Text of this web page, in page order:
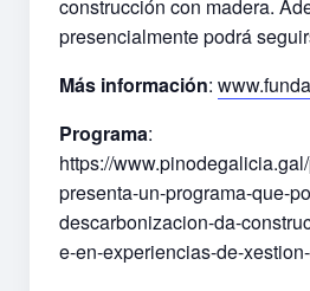
construcción con madera.
presencialmente podrá
Más información:
Programa:
https://
presenta-un-programa-que-
descarbonizacion-da-
e-en-experiencias-de-